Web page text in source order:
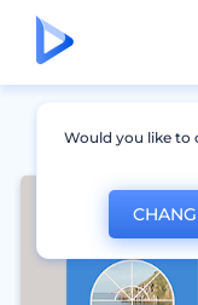
Would you like to